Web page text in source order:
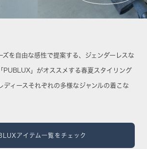
を自由な感性で提案する、 ジェンダーレスな
PUBLUX」がオススメする春夏スタイリング
ディースそれぞれの多様なジャンルの着こな
アイテム一覧をチェック